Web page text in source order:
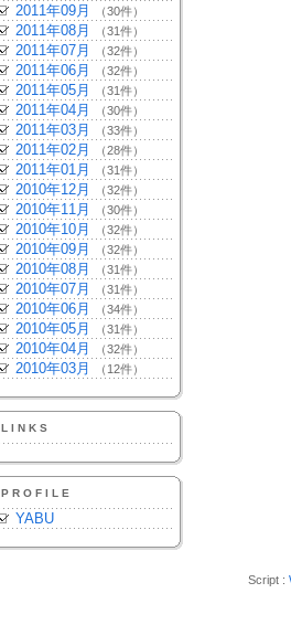
2011年09月 （30件）
2011年08月 （31件）
2011年07月 （32件）
2011年06月 （32件）
2011年05月 （31件）
2011年04月 （30件）
2011年03月 （33件）
2011年02月 （28件）
2011年01月 （31件）
2010年12月 （32件）
2010年11月 （30件）
2010年10月 （32件）
2010年09月 （32件）
2010年08月 （31件）
2010年07月 （31件）
2010年06月 （34件）
2010年05月 （31件）
2010年04月 （32件）
2010年03月 （12件）
LINKS
PROFILE
YABU
Script :